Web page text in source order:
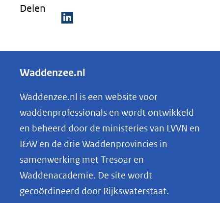
Delen
e
e
n
o
p
k
e
Waddenzee.nl
Waddenzee.nl is een website voor
waddenprofessionals en wordt ontwikkeld
en beheerd door de ministeries van LVVN en
I&W en de drie Waddenprovincies in
samenwerking met Tresoar en
Waddenacademie. De site wordt
gecoördineerd door Rijkswaterstaat.